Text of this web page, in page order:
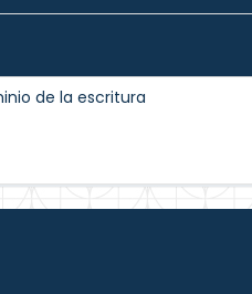
de la escritura